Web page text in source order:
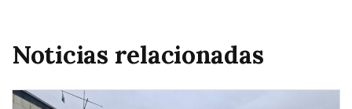
Noticias relacionadas